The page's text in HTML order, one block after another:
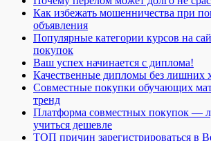
Как избежать мошенничества при
объявления
Популярные категории курсов на
покупок
Ваш успех начинается с диплома!
Качественные дипломы без лишних
Совместные покупки обучающих
тренд
Платформа совместных покупок —
учиться дешевле
ТОП причин зарегистрироваться в